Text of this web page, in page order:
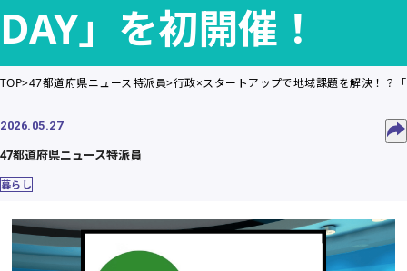
DAY」を初開催！
TOP 47都道府県ニュース特派員 行政×スタートアップで地域課題を解決！？
2026.05.27
47都道府県ニュース特派員
暮らし